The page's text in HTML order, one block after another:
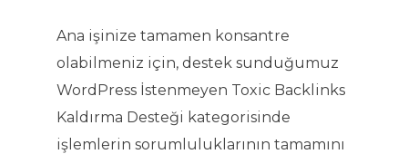
Ana işinize tamamen konsantre
olabilmeniz için, destek sunduğumuz
WordPress İstenmeyen Toxic Backlinks
Kaldırma Desteği kategorisinde
işlemlerin sorumluluklarının tamamını